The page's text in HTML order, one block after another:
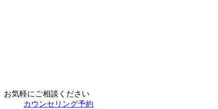
お気軽にご相談ください
カウンセリング予約